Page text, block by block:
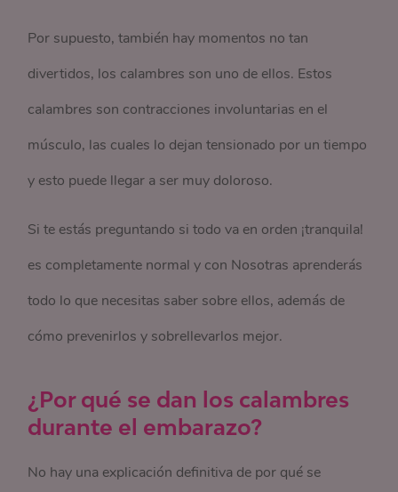
Por supuesto, también hay momentos no tan
divertidos, los calambres son uno de ellos. Estos
calambres son contracciones involuntarias en el
músculo, las cuales lo dejan tensionado por un tiempo
y esto puede llegar a ser muy doloroso.
Si te estás preguntando si todo va en orden ¡tranquila!
es completamente normal y con Nosotras aprenderás
todo lo que necesitas saber sobre ellos, además de
cómo prevenirlos y sobrellevarlos mejor.
¿Por qué se dan los calambres
durante el embarazo?
No hay una explicación definitiva de por qué se